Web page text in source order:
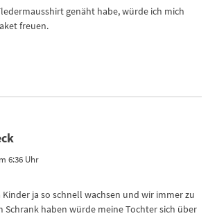
genäht habe, würde ich mich
freuen.
6:36 Uhr
Kinder ja so schnell wachsen und wir immer zu
Schrank haben würde meine Tochter sich über